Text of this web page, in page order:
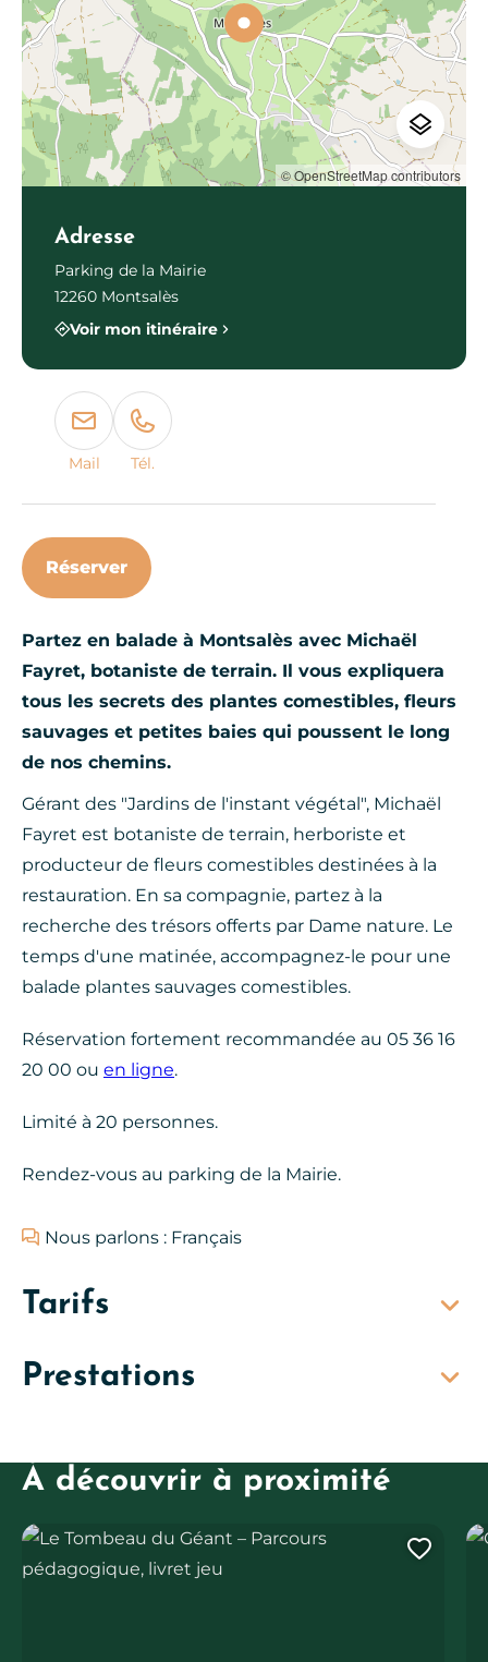
Partez en balade à Montsalès avec Michaël
Fayret, botaniste de terrain. Il vous expliquera
tous les secrets des plantes comestibles, fleurs
sauvages et petites baies qui poussent le long
de nos chemins.
Gérant des "Jardins de l'instant végétal", Michaël
Fayret est botaniste de terrain, herboriste et
producteur de fleurs comestibles destinées à la
restauration. En sa compagnie, partez à la
recherche des trésors offerts par Dame nature. Le
temps d'une matinée, accompagnez-le pour une
balade plantes sauvages comestibles.
Réservation fortement recommandée au 05 36 16
20 00 ou en ligne.
Limité à 20 personnes.
Rendez-vous au parking de la Mairie.
Nous parlons : Français
Tarifs
Prestations
© OpenStreetMap contributors
Adresse
Parking de la Mairie
12260 Montsalès
Voir mon itinéraire
Mail Tél.
Réserver
À découvrir à proximité
Le Tombeau du Géant – Parcours pédagogique, livret jeu